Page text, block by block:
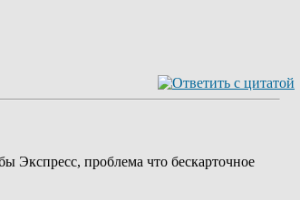
Экспресс, проблема что бескарточное